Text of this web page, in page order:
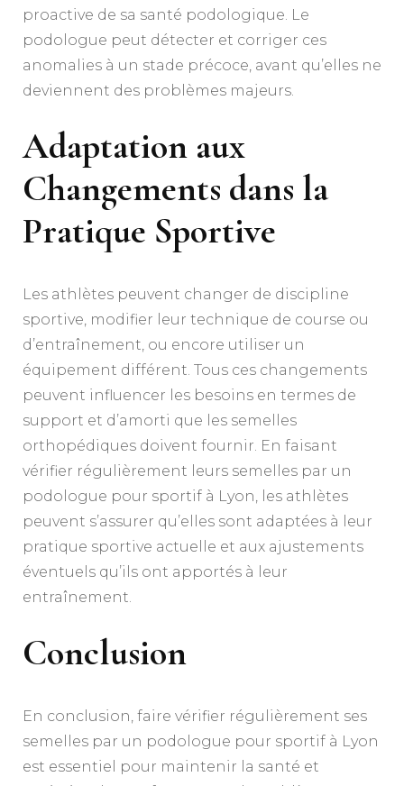
proactive de sa santé podologique. Le
podologue peut détecter et corriger ces
anomalies à un stade précoce, avant qu’elles ne
deviennent des problèmes majeurs.
Adaptation aux
Changements dans la
Pratique Sportive
Les athlètes peuvent changer de discipline
sportive, modifier leur technique de course ou
d’entraînement, ou encore utiliser un
équipement différent. Tous ces changements
peuvent influencer les besoins en termes de
support et d’amorti que les semelles
orthopédiques doivent fournir. En faisant
vérifier régulièrement leurs semelles par un
podologue pour sportif à Lyon, les athlètes
peuvent s’assurer qu’elles sont adaptées à leur
pratique sportive actuelle et aux ajustements
éventuels qu’ils ont apportés à leur
entraînement.
Conclusion
En conclusion, faire vérifier régulièrement ses
semelles par un podologue pour sportif à Lyon
est essentiel pour maintenir la santé et